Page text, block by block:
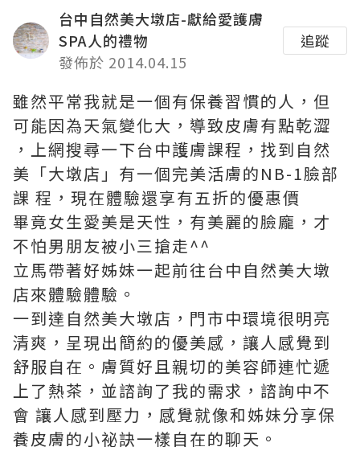
台中自然美大墩店-獻給愛護膚
SPA人的禮物
發佈於 2014.04.15
追蹤
雖然平常我就是一個有保養習慣的人，但
可能因為天氣變化大，導致皮膚有點乾澀
，上網搜尋一下台中護膚課程，找到自然
美「大墩店」有一個完美活膚的NB-1臉部
課 程，現在體驗還享有五折的優惠價
畢竟女生愛美是天性，有美麗的臉龐，才
不怕男朋友被小三搶走^^
立馬帶著好姊妹一起前往台中自然美大墩
店來體驗體驗。
一到達自然美大墩店，門市中環境很明亮
清爽，呈現出簡約的優美感，讓人感覺到
舒服自在。膚質好且親切的美容師連忙遞
上了熱茶，並諮詢了我的需求，諮詢中不
會 讓人感到壓力，感覺就像和姊妹分享保
養皮膚的小祕訣一樣自在的聊天。